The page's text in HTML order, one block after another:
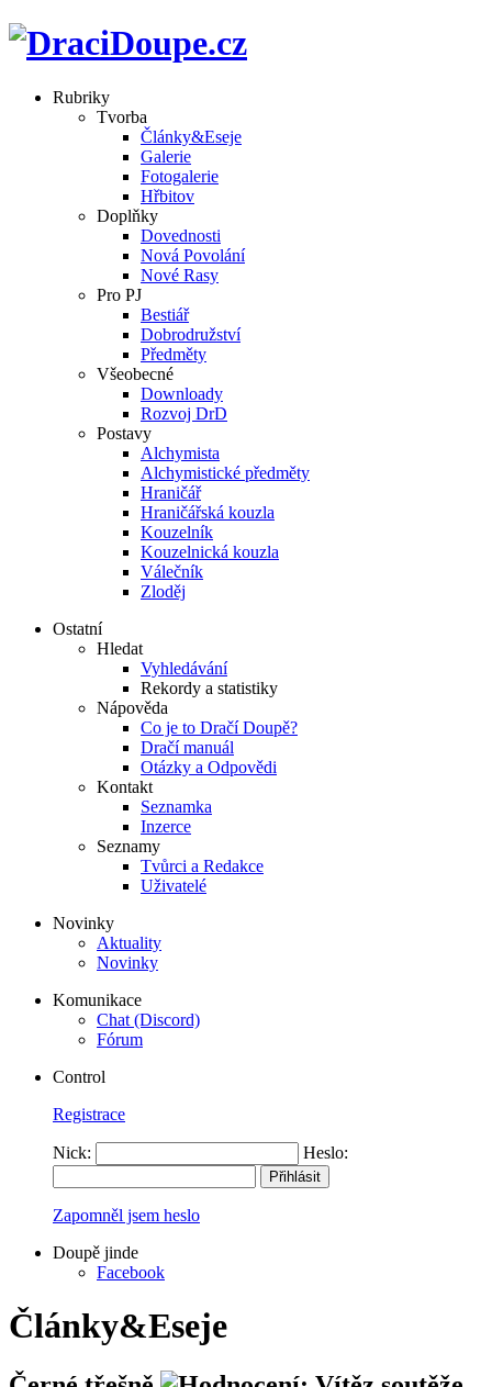
Rubriky
Tvorba
Články&Eseje
Galerie
Fotogalerie
Hřbitov
Doplňky
Dovednosti
Nová Povolání
Nové Rasy
Pro PJ
Bestiář
Dobrodružství
Předměty
Všeobecné
Downloady
Rozvoj DrD
Postavy
Alchymista
Alchymistické předměty
Hraničář
Hraničářská kouzla
Kouzelník
Kouzelnická kouzla
Válečník
Zloděj
Ostatní
Hledat
Vyhledávání
Rekordy a statistiky
Nápověda
Co je to Dračí Doupě?
Dračí manuál
Otázky a Odpovědi
Kontakt
Seznamka
Inzerce
Seznamy
Tvůrci a Redakce
Uživatelé
Novinky
Aktuality
Novinky
Komunikace
Chat (Discord)
Fórum
Control
Registrace
Nick: Heslo:
Zapomněl jsem heslo
Doupě jinde
Facebook
Články&Eseje